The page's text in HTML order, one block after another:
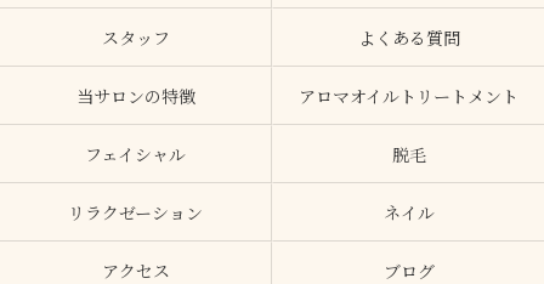
スタッフ よくある質問
当サロンの特徴 アロマオイルトリートメント
フェイシャル 脱毛
リラクゼーション ネイル
アクセス ブログ